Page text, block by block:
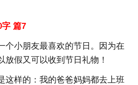
字 篇7
个小朋友最喜欢的节日。因为在
放假又可以收到节日礼物！
这样的：我的爸爸妈妈都去上班